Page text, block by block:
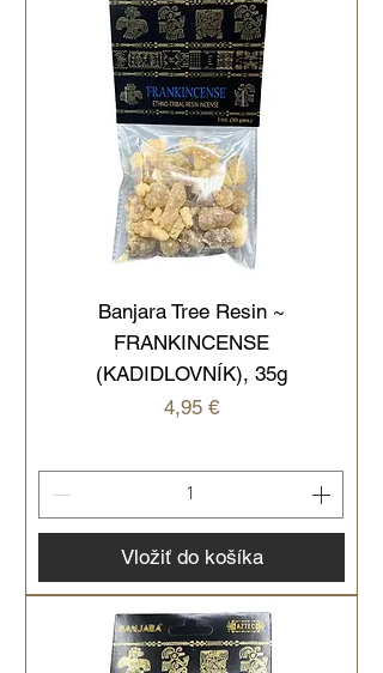
Banjara Tree Resin ~
FRANKINCENSE
(KADIDLOVNÍK), 35g
Cena
4,95 €
Vložiť do košíka